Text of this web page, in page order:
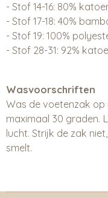
- Stof 14-16: 80%
- Stof 17-18: 40%
- Stof 19: 100%
- Stof 28-31: 92%
Wasvoorschriften
Was de voetenzak
maximaal 30 graden.
lucht. Strijk de zak
smelt.